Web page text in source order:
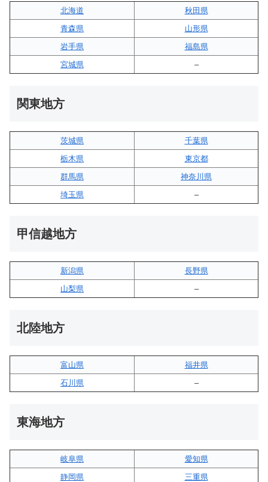
北海道
秋田県
青森県
山形県
岩手県
福島県
宮城県
–
関東地方
茨城県
千葉県
栃木県
東京都
群馬県
神奈川県
埼玉県
–
甲信越地方
新潟県
長野県
山梨県
–
北陸地方
富山県
福井県
石川県
–
東海地方
岐阜県
愛知県
静岡県
三重県